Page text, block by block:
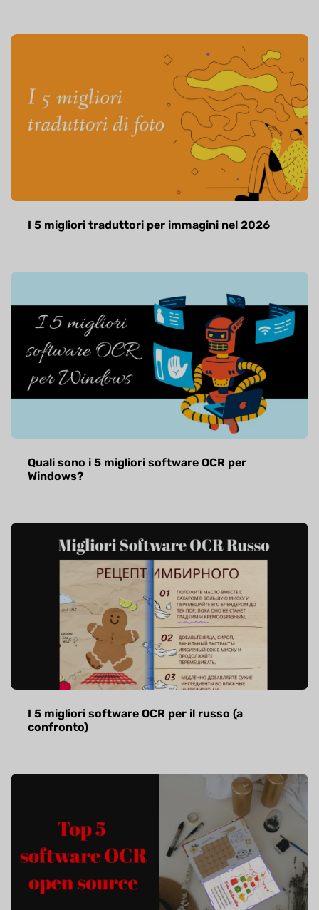
I 5 migliori traduttori per immagini nel 2026
Quali sono i 5 migliori software OCR per
Windows?
I 5 migliori software OCR per il russo (a
confronto)